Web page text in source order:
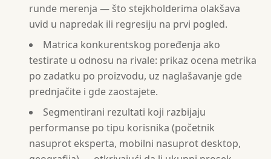
runde merenja — što stejkholderima olakšava
uvid u napredak ili regresiju na prvi pogled.
Matrica konkurentskog poređenja ako
testirate u odnosu na rivale: prikaz ocena metrika
po zadatku po proizvodu, uz naglašavanje gde
prednjačite i gde zaostajete.
Segmentirani rezultati koji razbijaju
performanse po tipu korisnika (početnik
nasuprot eksperta, mobilni nasuprot desktop,